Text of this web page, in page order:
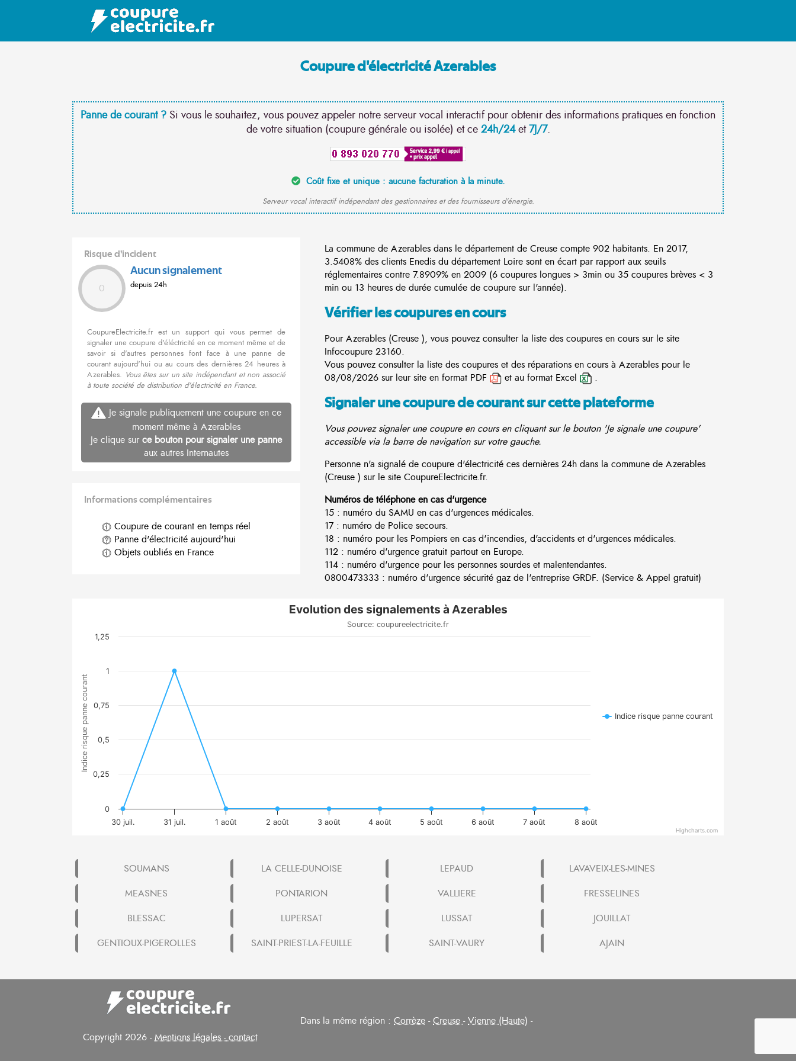
Coupure d'électricité Azerables
Panne de courant ? Si vous le souhaitez, vous pouvez appeler notre serveur vocal interactif pour obtenir des informations pratiques en fonction
de votre situation (coupure générale ou isolée) et ce 24h/24et7J/7.
Coût fixe et unique : aucune facturation à la minute.
Serveur vocal interactif indépendant des gestionnaires et des fournisseurs d'énergie.
Risque d'incident
0
Aucun signalement
depuis 24h
CoupureElectricite.fr est un support qui vous permet de
signaler une coupure d'éléctricité en ce moment même et de
savoir si d'autres personnes font face à une panne de
courant aujourd'hui ou au cours des dernières 24 heures à
Azerables. Vous êtes sur un site indépendant et non associé
à toute société de distribution d'électricité en France.
Je signale publiquement une coupure en ce
moment même à Azerables
Je clique sur ce bouton pour signaler une panne
aux autres Internautes
Informations complémentaires
Coupure de courant en temps réel
Panne d'électricité aujourd'hui
Objets oubliés en France
La commune de Azerables dans le département de Creuse compte 902 habitants. En 2017,
3.5408% des clients Enedis du département Loire sont en écart par rapport aux seuils
réglementaires contre 7.8909% en 2009 (6 coupures longues > 3min ou 35 coupures brèves < 3
min ou 13 heures de durée cumulée de coupure sur l'année).
Vérifier les coupures en cours
Pour Azerables (Creuse ), vous pouvez consulter la liste des coupures en cours sur le site
Infocoupure 23160.
Vous pouvez consulter la liste des coupures et des réparations en cours à Azerables pour le
08/08/2026 sur leur site en format PDF
et au format Excel .
Signaler une coupure de courant sur cette plateforme
Vous pouvez signaler une coupure en cours en cliquant sur le bouton 'Je signale une coupure'
accessible via la barre de navigation sur votre gauche.
Personne n'a signalé de coupure d'électricité ces dernières 24h dans la commune de Azerables
(Creuse ) sur le site CoupureElectricite.fr.
Numéros de téléphone en cas d'urgence
15 : numéro du SAMU en cas d'urgences médicales.
17 : numéro de Police secours.
18 : numéro pour les Pompiers en cas d'incendies, d'accidents et d'urgences médicales.
112 : numéro d'urgence gratuit partout en Europe.
114 : numéro d'urgence pour les personnes sourdes et malentendantes.
0800473333 : numéro d'urgence sécurité gaz de l'entreprise GRDF. (Service & Appel gratuit)
Indice risque panne courant
Evolution des signalements à Azerables
Source: coupureelectricite.fr
Indice risque panne courant
30 juil. 31 juil. 1 août 2 août 3 août 4 août 5 août 6 août 7 août 8 août
0
0,25
0,5
0,75
1
1,25
Highcharts.com
SOUMANS LA CELLE-DUNOISE LEPAUD
LAVAVEIX-LES-MINES
MEASNES
PONTARION VALLIERE
FRESSELINES
BLESSAC
LUPERSAT LUSSAT
JOUILLAT
GENTIOUX-PIGEROLLES
SAINT-PRIEST-LA-FEUILLE SAINT-VAURY AJAIN
Copyright 2026 -Mentions légales - contact
Dans la même région : Corrèze -Creuse-Vienne (Haute) -